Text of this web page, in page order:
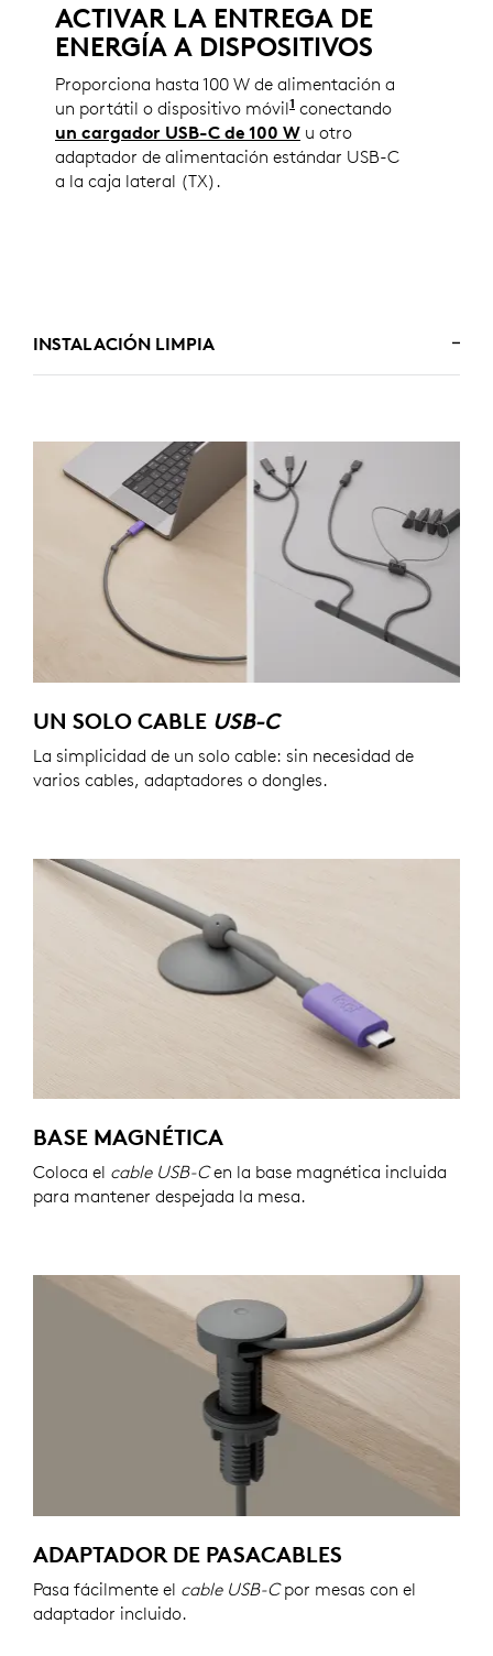
ACTIVAR LA ENTREGA DE
ENERGÍA A DISPOSITIVOS
Proporciona hasta 100 W de alimentación a
un portátil o dispositivo móvil1 conectando
un cargador USB-C de 100 W u otro
adaptador de alimentación estándar USB-C
a la caja lateral (TX).
INSTALACIÓN LIMPIA
UN SOLO CABLE USB-C
La simplicidad de un solo cable: sin necesidad de
varios cables, adaptadores o dongles.
BASE MAGNÉTICA
Coloca el cable USB-Cen la base magnética incluida
para mantener despejada la mesa.
ADAPTADOR DE PASACABLES
Pasa fácilmente el cable USB-Cpor mesas con el
adaptador incluido.